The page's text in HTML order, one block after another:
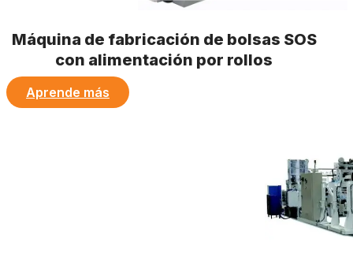
Máquina de fabricación de bolsas SOS
con alimentación por rollos
Aprende más